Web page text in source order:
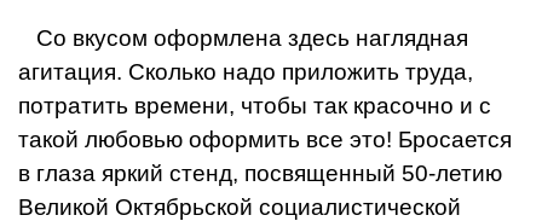
Со вкусом оформлена здесь наглядная
агитация. Сколько надо приложить труда,
потратить времени, чтобы так кра­сочно и с
такой любовью офор­мить все это! Бросается
в гла­за яркий стенд, посвященный 50-летию
Великой Октябрьской социалистической